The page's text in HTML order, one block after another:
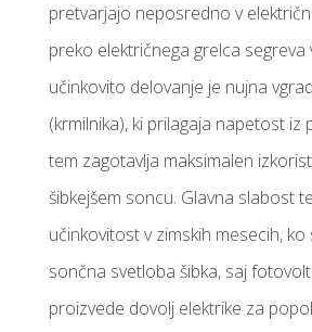
pretvarjajo neposredno v
preko električnega grelca
učinkovito delovanje je nujna
(krmilnika), ki prilagaja napetost iz
tem zagotavlja maksimalen
šibkejšem soncu. Glavna slabost
učinkovitost v zimskih mesecih, ko
sončna svetloba šibka, saj
proizvede dovolj elektrike za